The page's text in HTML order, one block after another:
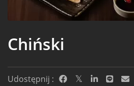
Chiński
Udostępnij :